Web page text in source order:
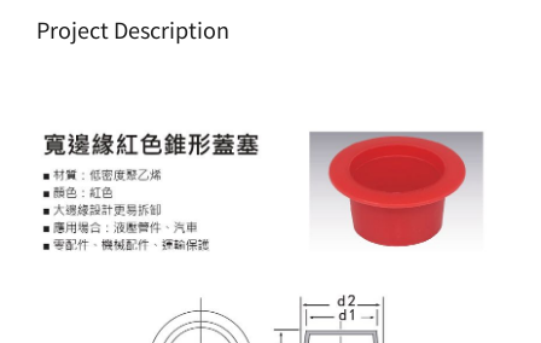
Project Description